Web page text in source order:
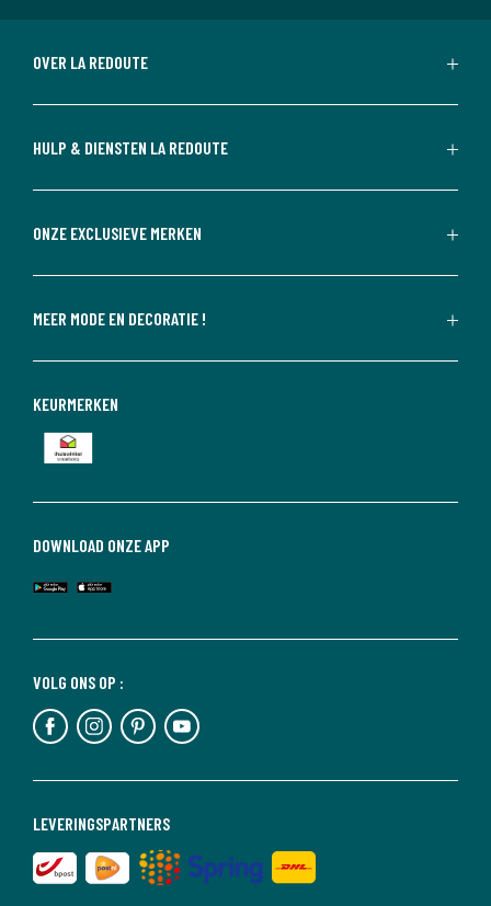
OVER LA REDOUTE
HULP & DIENSTEN LA REDOUTE
ONZE EXCLUSIEVE MERKEN
MEER MODE EN DECORATIE !
LEVERINGSPARTNERS
VOLG ONS OP :
DOWNLOAD ONZE APP
KEURMERKEN